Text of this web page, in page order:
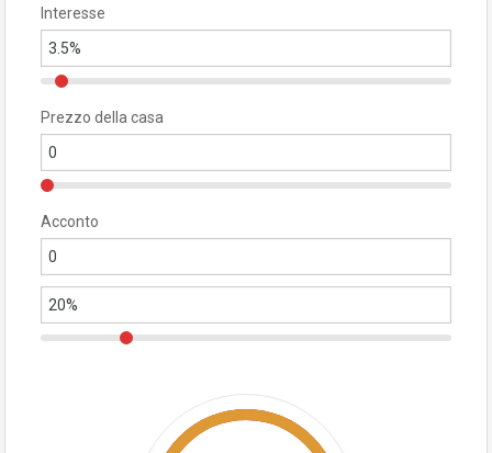
Interesse
Prezzo della casa
Acconto